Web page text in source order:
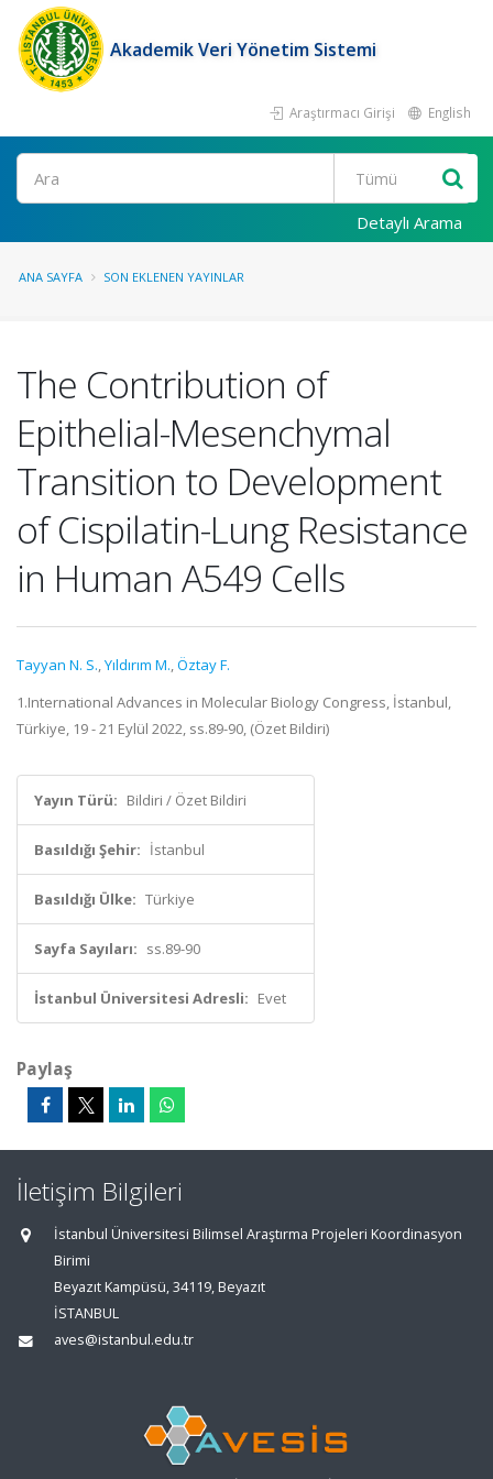
Akademik Veri Yönetim Sistemi
Araştırmacı Girişi English
Ara
Detaylı Arama
ANA SAYFA SON EKLENEN YAYINLAR
The Contribution of
Epithelial-Mesenchymal
Transition to Development
of Cispilatin-Lung Resistance
in Human A549 Cells
Tayyan N. S.,Yıldırım M.,Öztay F.
1.International Advances in Molecular Biology Congress, İstanbul,
Türkiye, 19 - 21 Eylül 2022, ss.89-90, (Özet Bildiri)
Yayın Türü: Bildiri / Özet Bildiri
Basıldığı Şehir: İstanbul
Basıldığı Ülke: Türkiye
Sayfa Sayıları: ss.89-90
İstanbul Üniversitesi Adresli: Evet
Paylaş
İletişim Bilgileri
İstanbul Üniversitesi Bilimsel Araştırma Projeleri Koordinasyon
Birimi
Beyazıt Kampüsü, 34119, Beyazıt
İSTANBUL
aves@istanbul.edu.tr